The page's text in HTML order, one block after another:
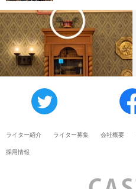
ライター紹介 ライター募集 会社概要
採用情報